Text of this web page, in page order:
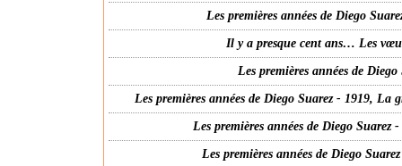
Les premières années de Diego
Il y a presque cent ans… Les
Les premières années de
Les premières années de Diego Suarez - 1919,
Les premières années de Diego
Les premières années de Diego